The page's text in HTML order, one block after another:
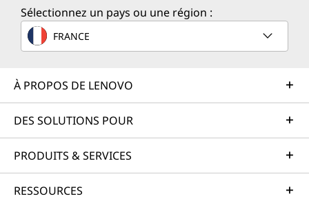
Sélectionnez un pays ou une région :
FRANCE
À PROPOS DE LENOVO
DES SOLUTIONS POUR
PRODUITS & SERVICES
RESSOURCES